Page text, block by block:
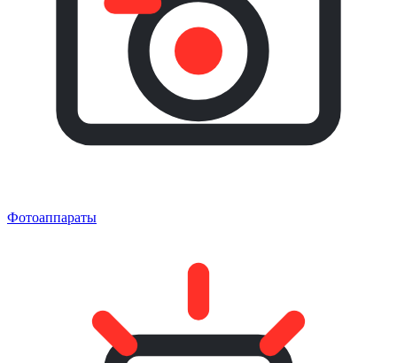
Фотоаппараты